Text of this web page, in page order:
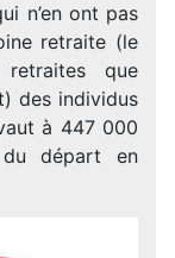
n’en ont pas
retraite (le
que
des individus
à 447 000
départ en